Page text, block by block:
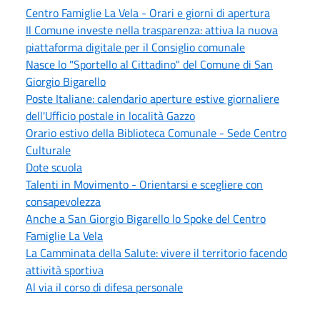
Centro Famiglie La Vela - Orari e giorni di apertura
Il Comune investe nella trasparenza: attiva la nuova
piattaforma digitale per il Consiglio comunale
Nasce lo "Sportello al Cittadino" del Comune di San
Giorgio Bigarello
Poste Italiane: calendario aperture estive giornaliere
dell'Ufficio postale in località Gazzo
Orario estivo della Biblioteca Comunale - Sede Centro
Culturale
Dote scuola
Talenti in Movimento - Orientarsi e scegliere con
consapevolezza
Anche a San Giorgio Bigarello lo Spoke del Centro
Famiglie La Vela
La Camminata della Salute: vivere il territorio facendo
attività sportiva
Al via il corso di difesa personale